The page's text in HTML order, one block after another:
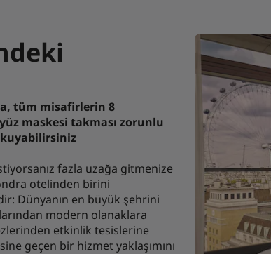
tüm misafirlerin 8
maskesi takması zorunlu
fazla uzağa gitmenize
otelinden birini
Dünyanın en büyük şehrini
modern olanaklara
etkinlik tesislerine
geçen bir hizmet yaklaşımını